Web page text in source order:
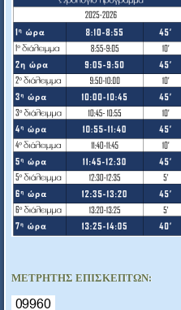
ΜΕΤΡΗΤΉΣ ΕΠΙΣΚΕΠΤΏΝ: